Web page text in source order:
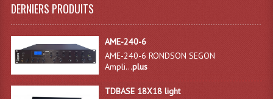
Micro Sans Fil HF VHF 200MHZ
Micro Sans Fil HF UHF 800MHZ
Micros De Studio
Microphones De Surface
DERNIERS PRODUITS
AME-240-6
AME-240-6 RONDSON SEGON
Ampli...plus
TDBASE 18X18 light